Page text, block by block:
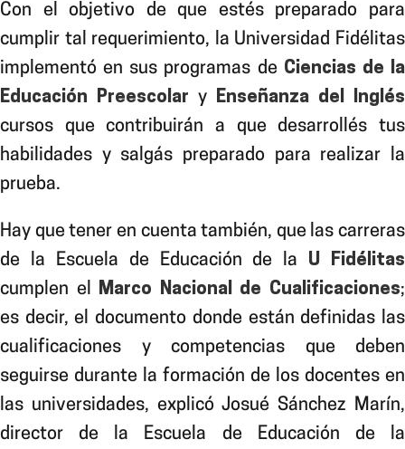
Con el objetivo de que estés preparado para
cumplir tal requerimiento, la Universidad Fidélitas
implementó en sus programas de Ciencias de la
Educación Preescolar y Enseñanza del Inglés
cursos que contribuirán a que desarrollés tus
habilidades y salgás preparado para realizar la
prueba.
Hay que tener en cuenta también, que las carreras
de la Escuela de Educación de la U Fidélitas
cumplen el Marco Nacional de Cualificaciones;
es decir, el documento donde están definidas las
cualificaciones y competencias que deben
seguirse durante la formación de los docentes en
las universidades, explicó Josué Sánchez Marín,
director de la Escuela de Educación de la